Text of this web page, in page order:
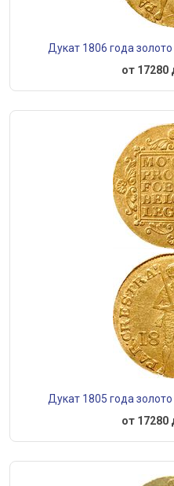
Дукат 1806 года
от 17280
Дукат 1805 года
от 17280